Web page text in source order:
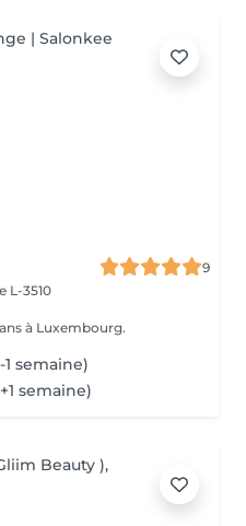
9
L-3510
à Luxembourg.
semaine)
semaine)